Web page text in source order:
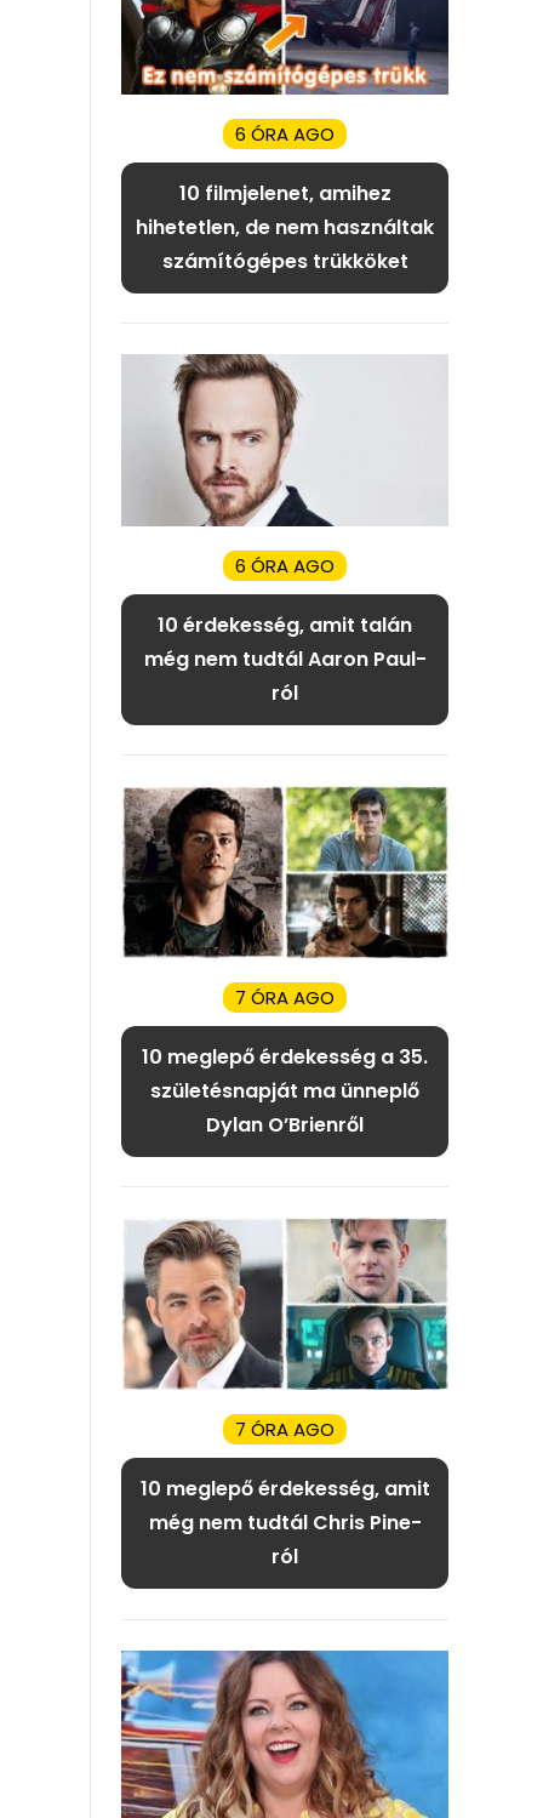
6 ÓRA AGO
10 filmjelenet, amihez
hihetetlen, de nem használtak
számítógépes trükköket
6 ÓRA AGO
10 érdekesség, amit talán
még nem tudtál Aaron Paul-
ról
7 ÓRA AGO
10 meglepő érdekesség a 35.
születésnapját ma ünneplő
Dylan O’Brienről
7 ÓRA AGO
10 meglepő érdekesség, amit
még nem tudtál Chris Pine-
ról